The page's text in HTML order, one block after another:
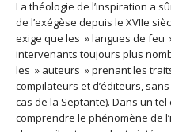
La théologie de l’inspiration a
de l’exégèse depuis le XVIIe
exige que les » langues de feu
intervenants toujours plus
les » auteurs » prenant les
compilateurs et d’éditeurs,
cas de la Septante). Dans un
comprendre le phénomène de